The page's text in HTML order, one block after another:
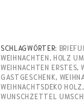
SCHLAGWÖRTER:
WEIHNACHTEN
HOLZ
WEIHNACHTEN ERSTES
GASTGESCHENK
WEIHNACHTSDEKO HOLZ
WUNSCHZETTEL